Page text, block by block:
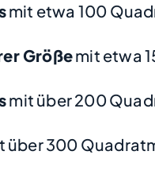
mit etwa 100
Größemit etwa
mit über 200
über 300